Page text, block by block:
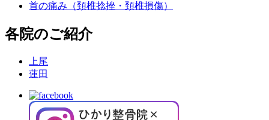
首の痛み（頚椎捻挫・頚椎損傷）
各院のご紹介
上尾
蓮田